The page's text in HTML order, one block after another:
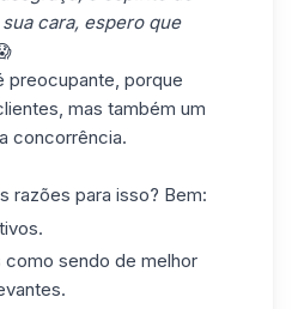
cara, espero que
preocupante, porque
mas também um
concorrência.
razões para isso? Bem:
sendo de melhor